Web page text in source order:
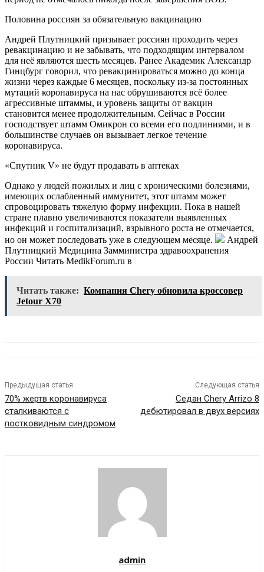
Половина россиян за обязательную вакцинацию
Андрей Плутницкий призывает россиян проходить через
ревакцинацию и не забывать, что подходящим интервалом
для неё являются шесть месяцев. Ранее Академик Александр
Гинцбург говорил, что ревакцинироваться можно до конца
жизни через каждые 6 месяцев, поскольку из-за постоянных
мутаций коронавируса на нас обрушиваются всё более
агрессивные штаммы, и уровень защиты от вакцин
становится менее продолжительным. Сейчас в России
господствует штамм Омикрон со всеми его подлиниями, и в
большинстве случаев он вызывает легкое течение
коронавируса.
«Спутник V» не будут продавать в аптеках
Однако у людей пожилых и лиц с хроническими болезнями,
имеющих ослабленный иммунитет, этот штамм может
спровоцировать тяжелую форму инфекции. Пока в нашей
стране плавно увеличиваются показатели выявленных
инфекций и госпитализаций, взрывного роста не отмечается,
но он может последовать уже в следующем месяце.
Андрей
Плутницкий Медицина Замминистра здравоохранения
России Читать MedikForum.ru в
Читать также: Компания Chery обновила кроссовер
Jetour X70
Предыдущая статья
70% жертв коронавируса
сталкиваются с
постковидным синдромом
Следующая статья
Седан Chery Arrizo 8
дебютировал в двух версиях
admin